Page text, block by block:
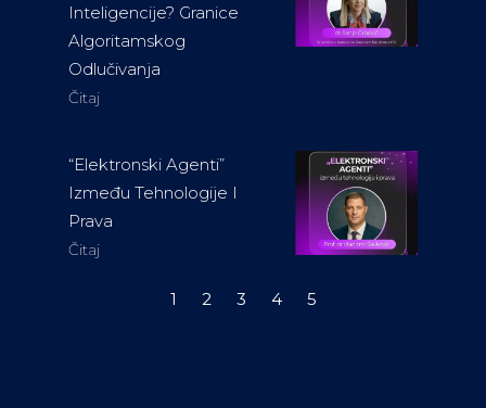
Inteligencije? Granice
Algoritamskog
Odlučivanja
Čitaj
“Elektronski Agenti”
Između Tehnologije I
Prava
Čitaj
1 2 3 4 5